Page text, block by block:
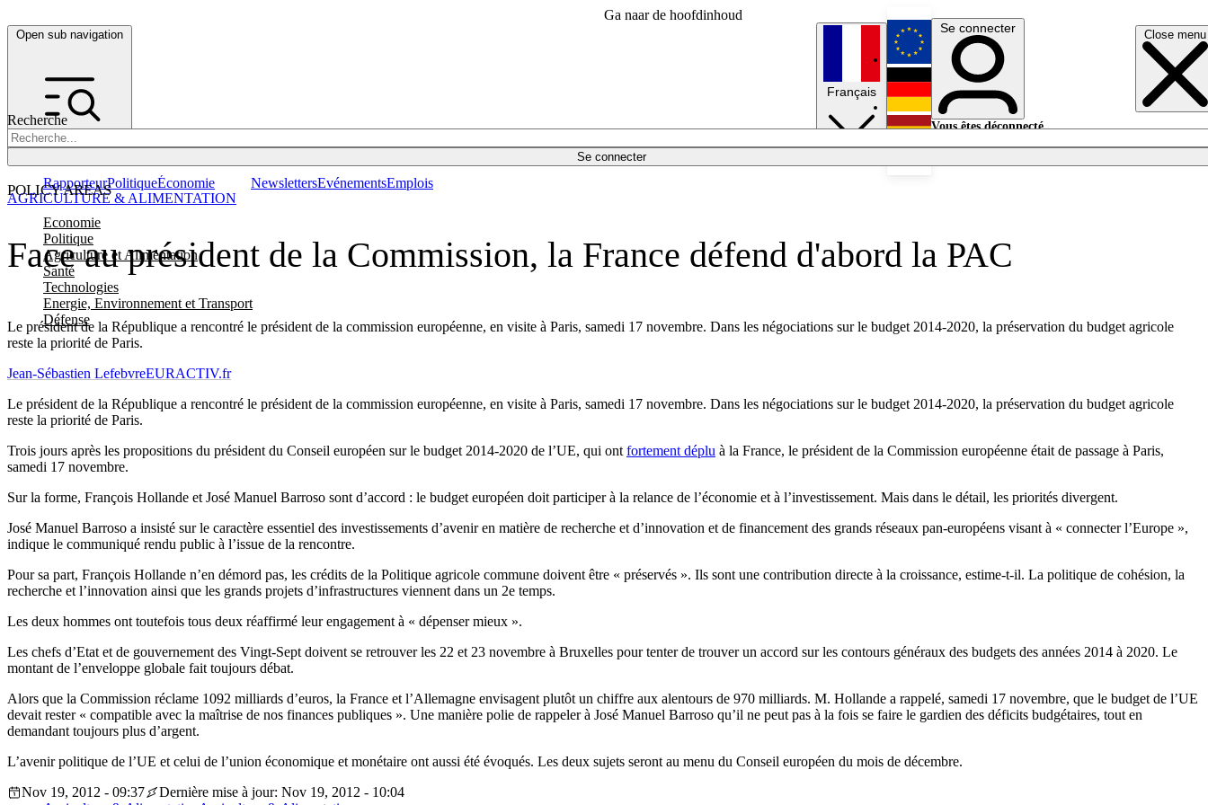
Ga naar de hoofdinhoud
Open sub navigation Close menu
Recherche
Se connecter
POLICY AREAS
Economie
Politique
Agriculture et Alimentation
Santé
Technologies
Energie, Environnement et Transport
Défense
RapporteurPolitiqueÉconomie NewslettersEvénementsEmplois
Français
English
Deutsch
Se connecter
Vous êtes déconnecté.
Face au président de la Commission, la France défend d'abord la PAC
Le président de la République a rencontré le président de la commission européenne, en visite à Paris, samedi 17 novembre. Dans les négociations sur le budget 2014-2020, la préservation du budget agricole
reste la priorité de Paris.
AGRICULTURE & ALIMENTATION
Jean-Sébastien LefebvreEURACTIV.fr
Le président de la République a rencontré le président de la commission européenne, en visite à Paris, samedi 17 novembre. Dans les négociations sur le budget 2014-2020, la préservation du budget agricole
reste la priorité de Paris.
Trois jours après les propositions du président du Conseil européen sur le budget 2014-2020 de l’UE, qui ont fortement déplu à la France, le président de la Commission européenne était de passage à Paris,
samedi 17 novembre.
Sur la forme, François Hollande et José Manuel Barroso sont d’accord : le budget européen doit participer à la relance de l’économie et à l’investissement. Mais dans le détail, les priorités divergent.
José Manuel Barroso a insisté sur le caractère essentiel des investissements d’avenir en matière de recherche et d’innovation et de financement des grands réseaux pan-européens visant à « connecter l’Europe »,
indique le communiqué rendu public à l’issue de la rencontre.
Pour sa part, François Hollande n’en démord pas, les crédits de la Politique agricole commune doivent être « préservés ». Ils sont une contribution directe à la croissance, estime-t-il. La politique de cohésion, la
recherche et l’innovation ainsi que les grands projets d’infrastructures viennent dans un 2e temps.
Les deux hommes ont toutefois tous deux réaffirmé leur engagement à « dépenser mieux ».
Les chefs d’Etat et de gouvernement des Vingt-Sept doivent se retrouver les 22 et 23 novembre à Bruxelles pour tenter de trouver un accord sur les contours généraux des budgets des années 2014 à 2020. Le
montant de l’enveloppe globale fait toujours débat.
Alors que la Commission réclame 1092 milliards d’euros, la France et l’Allemagne envisagent plutôt un chiffre aux alentours de 970 milliards. M. Hollande a rappelé, samedi 17 novembre, que le budget de l’UE
devait rester « compatible avec la maîtrise de nos finances publiques ». Une manière polie de rappeler à José Manuel Barroso qu’il ne peut pas à la fois se faire le gardien des déficits budgétaires, tout en
demandant toujours plus d’argent.
L’avenir politique de l’UE et celui de l’union économique et monétaire ont aussi été évoqués. Les deux sujets seront au menu du Conseil européen du mois de décembre.
Nov 19, 2012 - 09:37
Dernière mise à jour: Nov 19, 2012 - 10:04